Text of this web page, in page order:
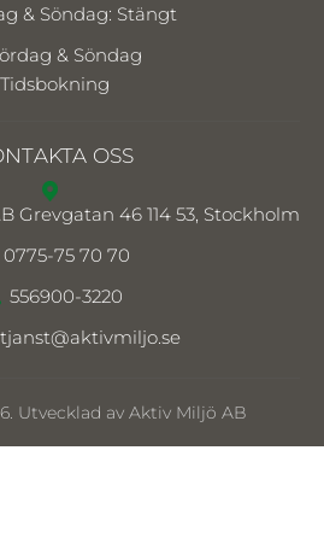
& Söndag: Stängt
& Söndag
Tidsbokning
OSS
Grevgatan 46 114 53, Stockholm
0775-75 70 70
556900-3220
Utvecklad av Aktiv Miljö AB